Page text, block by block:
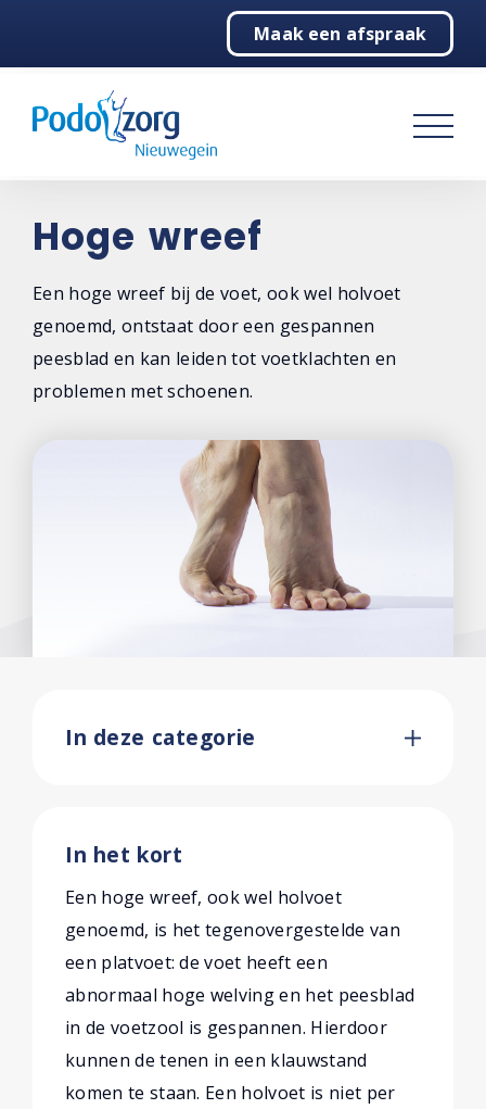
Maak een afspraak
Podotherapie
Klachtenwijzer
Praktijk
Hoge wreef
Een hoge wreef bij de voet, ook wel holvoet
genoemd, ontstaat door een gespannen
peesblad en kan leiden tot voetklachten en
problemen met schoenen.
In deze categorie
In het kort
Een hoge wreef, ook wel holvoet
genoemd, is het tegenovergestelde van
een platvoet: de voet heeft een
abnormaal hoge welving en het peesblad
in de voetzool is gespannen. Hierdoor
kunnen de tenen in een klauwstand
komen te staan. Een holvoet is niet per